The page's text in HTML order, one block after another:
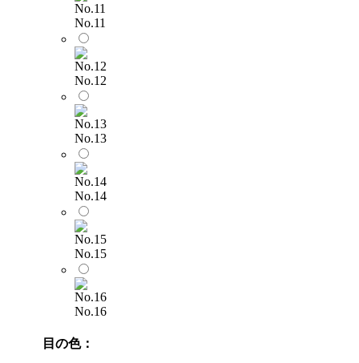
No.11
No.12
No.13
No.14
No.15
No.16
目の色：